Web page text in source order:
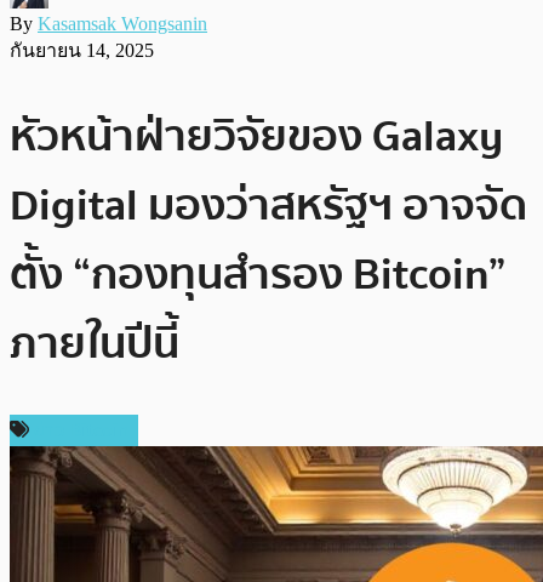
By Kasamsak Wongsanin
กันยายน 14, 2025
หัวหน้าฝ่ายวิจัยของ Galaxy
Digital มองว่าสหรัฐฯ อาจจัด
ตั้ง “กองทุนสำรอง Bitcoin”
ภายในปีนี้